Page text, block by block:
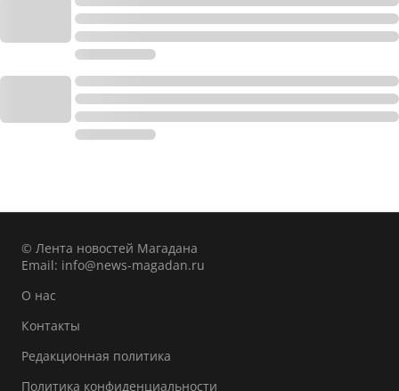
© Лента новостей Магадана
Email: info@news-magadan.ru
О нас
Контакты
Редакционная политика
Политика конфиденциальности